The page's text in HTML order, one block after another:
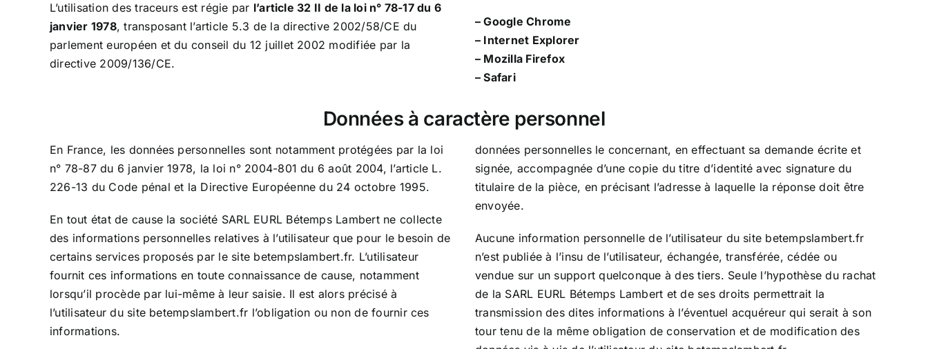
L’utilisation des traceurs est régie par l’article 32 II de la loi n° 78-17 du 6
janvier 1978, transposant l’article 5.3 de la directive 2002/58/CE du
parlement européen et du conseil du 12 juillet 2002 modifiée par la
directive 2009/136/CE.
–Google Chrome
– Internet Explorer
– Mozilla Firefox
–Safari
Données à caractère personnel
En France, les données personnelles sont notamment protégées par la loi
n° 78-87 du 6 janvier 1978, la loi n° 2004-801 du 6 août 2004, l’article L.
226-13 du Code pénal et la Directive Européenne du 24 octobre 1995.
En tout état de cause la société SARL EURL Bétemps Lambert ne collecte
des informations personnelles relatives à l’utilisateur que pour le besoin de
certains services proposés par le site betempslambert.fr. L’utilisateur
fournit ces informations en toute connaissance de cause, notamment
lorsqu’il procède par lui-même à leur saisie. Il est alors précisé à
l’utilisateur du site betempslambert.fr l’obligation ou non de fournir ces
informations.
données personnelles le concernant, en effectuant sa demande écrite et
signée, accompagnée d’une copie du titre d’identité avec signature du
titulaire de la pièce, en précisant l’adresse à laquelle la réponse doit être
envoyée.
Aucune information personnelle de l’utilisateur du site betempslambert.fr
n’est publiée à l’insu de l’utilisateur, échangée, transférée, cédée ou
vendue sur un support quelconque à des tiers. Seule l’hypothèse du rachat
de la SARL EURL Bétemps Lambert et de ses droits permettrait la
transmission des dites informations à l’éventuel acquéreur qui serait à son
tour tenu de la même obligation de conservation et de modification des